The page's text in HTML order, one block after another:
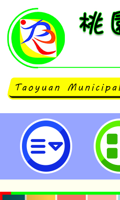
neilrpjhstyc網站